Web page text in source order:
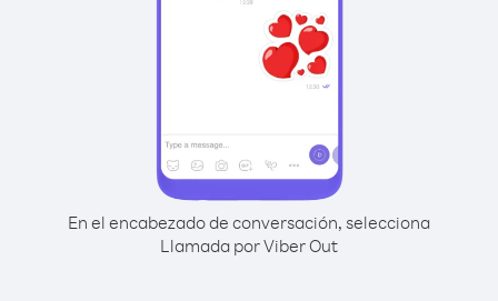
En el encabezado de conversación, selecciona
Llamada por Viber Out